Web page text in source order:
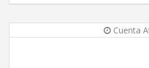
Cuenta